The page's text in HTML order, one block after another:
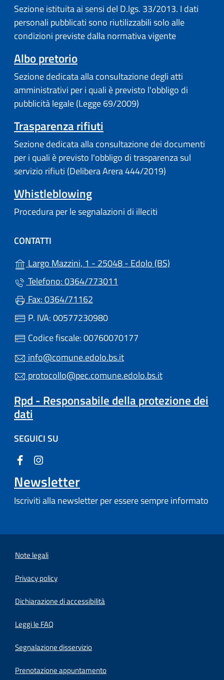
Sezione istituita ai sensi del D.lgs. 33/2013. I dati
personali pubblicati sono riutilizzabili solo alle
condizioni previste dalla normativa vigente
Albo pretorio
Sezione dedicata alla consultazione degli atti
amministrativi per i quali è previsto l'obbligo di
pubblicità legale (Legge 69/2009)
Trasparenza rifiuti
Sezione dedicata alla consultazione dei documenti
per i quali è previsto l'obbligo di trasparenza sul
servizio rifiuti (Delibera Arera 444/2019)
Whistleblowing
Procedura per le segnalazioni di illeciti
CONTATTI
Largo Mazzini, 1 - 25048 - Edolo (BS)
Telefono: 0364/773011
Fax: 0364/71162
P. IVA: 00577230980
Codice fiscale: 00760070177
info@comune.edolo.bs.it
protocollo@pec.comune.edolo.bs.it
Rpd - Responsabile della protezione dei
dati
SEGUICI SU
Newsletter
Iscriviti alla newsletter per essere sempre informato
Note legali
Privacy policy
Dichiarazione di accessibilità
Leggi le FAQ
Segnalazione disservizio
Prenotazione appuntamento